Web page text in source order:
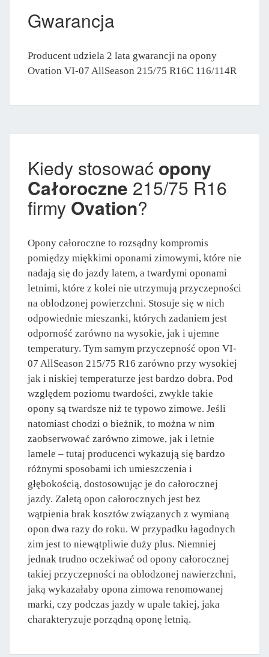
Gwarancja
Producent udziela 2 lata gwarancji na opony
Ovation VI-07 AllSeason 215/75 R16C 116/114R
Kiedy stosować opony
Całoroczne 215/75 R16
firmy Ovation?
Opony całoroczne to rozsądny kompromis
pomiędzy miękkimi oponami zimowymi, które nie
nadają się do jazdy latem, a twardymi oponami
letnimi, które z kolei nie utrzymują przyczepności
na oblodzonej powierzchni. Stosuje się w nich
odpowiednie mieszanki, których zadaniem jest
odporność zarówno na wysokie, jak i ujemne
temperatury. Tym samym przyczepność opon VI-
07 AllSeason 215/75 R16 zarówno przy wysokiej
jak i niskiej temperaturze jest bardzo dobra. Pod
względem poziomu twardości, zwykle takie
opony są twardsze niż te typowo zimowe. Jeśli
natomiast chodzi o bieżnik, to można w nim
zaobserwować zarówno zimowe, jak i letnie
lamele – tutaj producenci wykazują się bardzo
różnymi sposobami ich umieszczenia i
głębokością, dostosowując je do całorocznej
jazdy. Zaletą opon całorocznych jest bez
wątpienia brak kosztów związanych z wymianą
opon dwa razy do roku. W przypadku łagodnych
zim jest to niewątpliwie duży plus. Niemniej
jednak trudno oczekiwać od opony całorocznej
takiej przyczepności na oblodzonej nawierzchni,
jaką wykazałaby opona zimowa renomowanej
marki, czy podczas jazdy w upale takiej, jaka
charakteryzuje porządną oponę letnią.